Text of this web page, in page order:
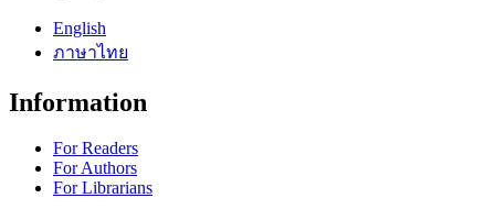
English
ภาษาไทย
Information
For Readers
For Authors
For Librarians